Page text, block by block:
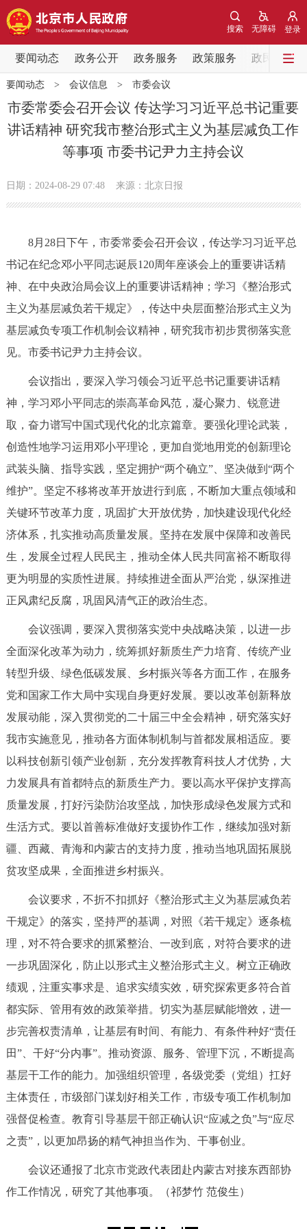
登录
无障碍
搜索
要闻动态 政务公开 政务服务 政策服务 政民互动
要闻动态
党中央精神 国务院信息
北京要闻 会议信息 部门动态
政务公开
市领导 机构职能 政策服务
政策兑现 政策解读 回应关切
决策公开 专题公开
政务服务
中介服务 阳光政务
政民互动
参与调查 在线访谈 图说互动
北京概况 十六区概览 人文北京
绿色北京 图说北京 视频北京
多语种
ENGLISH 한국어 日本語
DEUTSCH FRANÇAIS РУССКИЙ ЯЗЫК
ESPAÑOL العربية PORTUGUÊS
回到顶部
要闻动态> 会议信息 > 市委会议
市委常委会召开会议 传达学习习近平总书记重要
讲话精神 研究我市整治形式主义为基层减负工作
等事项 市委书记尹力主持会议
日期：2024-08-29 07:48 来源：北京日报
8月28日下午，市委常委会召开会议，传达学习习近平总
书记在纪念邓小平同志诞辰120周年座谈会上的重要讲话精
神、在中央政治局会议上的重要讲话精神；学习《整治形式
主义为基层减负若干规定》，传达中央层面整治形式主义为
基层减负专项工作机制会议精神，研究我市初步贯彻落实意
见。市委书记尹力主持会议。
会议指出，要深入学习领会习近平总书记重要讲话精
神，学习邓小平同志的崇高革命风范，凝心聚力、锐意进
取，奋力谱写中国式现代化的北京篇章。要强化理论武装，
创造性地学习运用邓小平理论，更加自觉地用党的创新理论
武装头脑、指导实践，坚定拥护“两个确立”、坚决做到“两个
维护”。坚定不移将改革开放进行到底，不断加大重点领域和
关键环节改革力度，巩固扩大开放优势，加快建设现代化经
济体系，扎实推动高质量发展。坚持在发展中保障和改善民
生，发展全过程人民民主，推动全体人民共同富裕不断取得
更为明显的实质性进展。持续推进全面从严治党，纵深推进
正风肃纪反腐，巩固风清气正的政治生态。
会议强调，要深入贯彻落实党中央战略决策，以进一步
全面深化改革为动力，统筹抓好新质生产力培育、传统产业
转型升级、绿色低碳发展、乡村振兴等各方面工作，在服务
党和国家工作大局中实现自身更好发展。要以改革创新释放
发展动能，深入贯彻党的二十届三中全会精神，研究落实好
我市实施意见，推动各方面体制机制与首都发展相适应。要
以科技创新引领产业创新，充分发挥教育科技人才优势，大
力发展具有首都特点的新质生产力。要以高水平保护支撑高
质量发展，打好污染防治攻坚战，加快形成绿色发展方式和
生活方式。要以首善标准做好支援协作工作，继续加强对新
疆、西藏、青海和内蒙古的支持力度，推动当地巩固拓展脱
贫攻坚成果，全面推进乡村振兴。
会议要求，不折不扣抓好《整治形式主义为基层减负若
干规定》的落实，坚持严的基调，对照《若干规定》逐条梳
理，对不符合要求的抓紧整治、一改到底，对符合要求的进
一步巩固深化，防止以形式主义整治形式主义。树立正确政
绩观，注重实事求是、追求实绩实效，研究探索更多符合首
都实际、管用有效的政策举措。切实为基层赋能增效，进一
步完善权责清单，让基层有时间、有能力、有条件种好“责任
田”、干好“分内事”。推动资源、服务、管理下沉，不断提高
基层干工作的能力。加强组织管理，各级党委（党组）扛好
主体责任，市级部门谋划好相关工作，市级专项工作机制加
强督促检查。教育引导基层干部正确认识“应减之负”与“应尽
之责”，以更加昂扬的精气神担当作为、干事创业。
会议还通报了北京市党政代表团赴内蒙古对接东西部协
作工作情况，研究了其他事项。（祁梦竹 范俊生）